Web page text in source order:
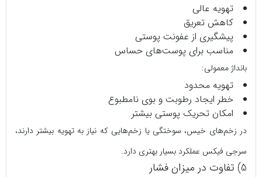
تهویه عالی
کاهش تعریق
پیشگیری از عفونت پوستی
مناسب برای پوست‌های حساس
بانداژ معمولی:
تهویه محدود
خطر ایجاد رطوبت و بوی نامطبوع
امکان تحریک پوستی بیشتر
در زخم‌های خیس، سوختگی یا زخم‌هایی که نیاز به تهویه بیشتر دارند،
سرجی‌ فیکس عملکرد بسیار بهتری دارد.
5) تفاوت در میزان فشار